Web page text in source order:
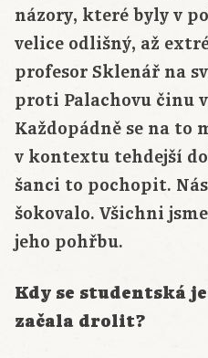
názory, které byly v
velice odlišný, až
profesor Sklenář na
proti Palachovu činu
Každopádně se na to
v kontextu tehdejší
šanci to pochopit.
šokovalo. Všichni
jeho pohřbu.
Kdy se studentská
začala drolit?